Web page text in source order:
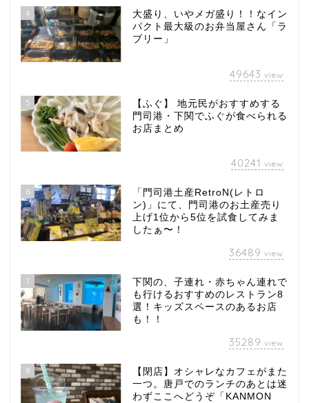
4
大盛り、いやメガ盛り！！なイン
パクト最大級のお弁当屋さん「ラ
ブリー」
49643 view
5
【ふぐ】 地元民がおすすめする
門司港・下関でふぐが食べられる
お店まとめ
40241 view
6
「門司港土産RetroN(レトロ
ン)」にて、門司港のお土産売り
上げ1位から5位を試食してみま
したぁ〜！
36489 view
7
下関の、子連れ・赤ちゃん連れで
も行けるおすすめのレストラン8
選！キッズスペースのあるお店
も！！
35289 view
8
【閉店】オシャレなカフェがまた
一つ。唐戸でのランチのあとは迷
わずここへどうぞ「KANMON